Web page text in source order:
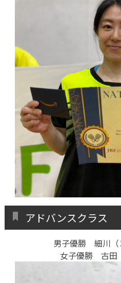
アドバンスクラス
男子優勝 細川（
女子優勝 古田